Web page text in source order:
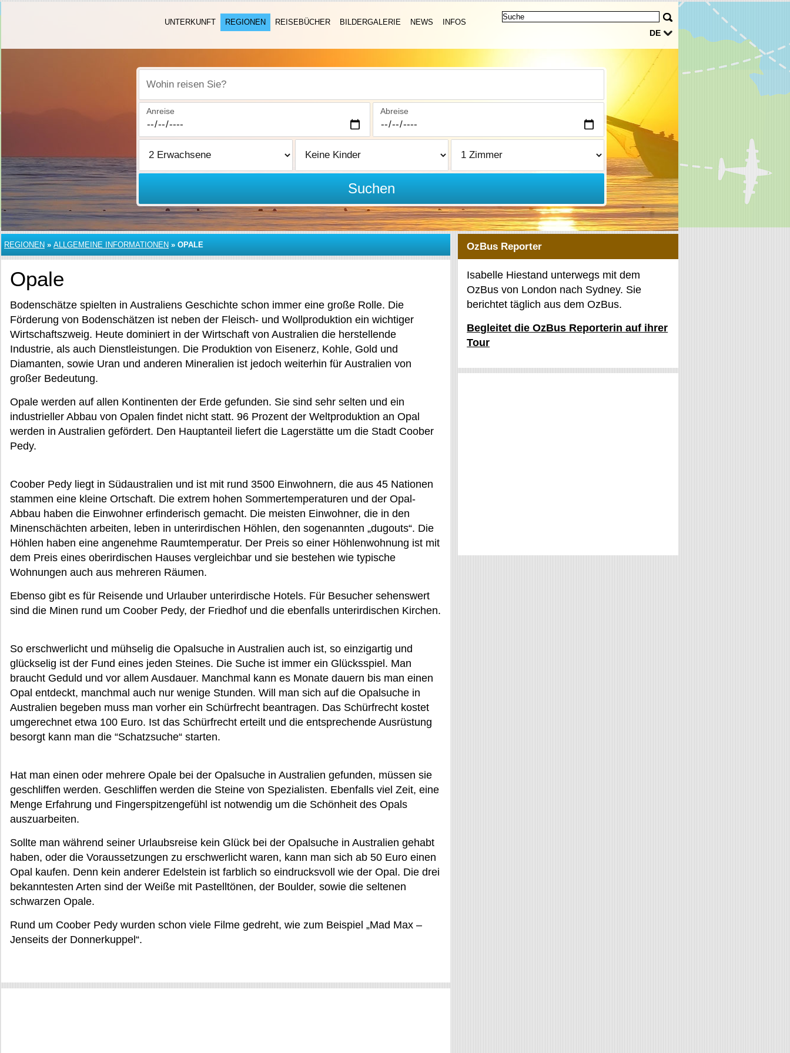
DE
UNTERKUNFT REGIONEN REISEBÜCHER BILDERGALERIE NEWS INFOS
Wohin reisen Sie?
Anreise Abreise
Suchen
REGIONEN » ALLGEMEINE INFORMATIONEN » OPALE
Opale
Bodenschätze spielten in Australiens Geschichte schon immer eine große Rolle. Die
Förderung von Bodenschätzen ist neben der Fleisch- und Wollproduktion ein wichtiger
Wirtschaftszweig. Heute dominiert in der Wirtschaft von Australien die herstellende
Industrie, als auch Dienstleistungen. Die Produktion von Eisenerz, Kohle, Gold und
Diamanten, sowie Uran und anderen Mineralien ist jedoch weiterhin für Australien von
großer Bedeutung.
Opale werden auf allen Kontinenten der Erde gefunden. Sie sind sehr selten und ein
industrieller Abbau von Opalen findet nicht statt. 96 Prozent der Weltproduktion an Opal
werden in Australien gefördert. Den Hauptanteil liefert die Lagerstätte um die Stadt Coober
Pedy.
Coober Pedy liegt in Südaustralien und ist mit rund 3500 Einwohnern, die aus 45 Nationen
stammen eine kleine Ortschaft. Die extrem hohen Sommertemperaturen und der Opal-
Abbau haben die Einwohner erfinderisch gemacht. Die meisten Einwohner, die in den
Minenschächten arbeiten, leben in unterirdischen Höhlen, den sogenannten „dugouts“. Die
Höhlen haben eine angenehme Raumtemperatur. Der Preis so einer Höhlenwohnung ist mit
dem Preis eines oberirdischen Hauses vergleichbar und sie bestehen wie typische
Wohnungen auch aus mehreren Räumen.
Ebenso gibt es für Reisende und Urlauber unterirdische Hotels. Für Besucher sehenswert
sind die Minen rund um Coober Pedy, der Friedhof und die ebenfalls unterirdischen Kirchen.
So erschwerlicht und mühselig die Opalsuche in Australien auch ist, so einzigartig und
glückselig ist der Fund eines jeden Steines. Die Suche ist immer ein Glücksspiel. Man
braucht Geduld und vor allem Ausdauer. Manchmal kann es Monate dauern bis man einen
Opal entdeckt, manchmal auch nur wenige Stunden. Will man sich auf die Opalsuche in
Australien begeben muss man vorher ein Schürfrecht beantragen. Das Schürfrecht kostet
umgerechnet etwa 100 Euro. Ist das Schürfrecht erteilt und die entsprechende Ausrüstung
besorgt kann man die “Schatzsuche“ starten.
Hat man einen oder mehrere Opale bei der Opalsuche in Australien gefunden, müssen sie
geschliffen werden. Geschliffen werden die Steine von Spezialisten. Ebenfalls viel Zeit, eine
Menge Erfahrung und Fingerspitzengefühl ist notwendig um die Schönheit des Opals
auszuarbeiten.
Sollte man während seiner Urlaubsreise kein Glück bei der Opalsuche in Australien gehabt
haben, oder die Voraussetzungen zu erschwerlicht waren, kann man sich ab 50 Euro einen
Opal kaufen. Denn kein anderer Edelstein ist farblich so eindrucksvoll wie der Opal. Die drei
bekanntesten Arten sind der Weiße mit Pastelltönen, der Boulder, sowie die seltenen
schwarzen Opale.
Rund um Coober Pedy wurden schon viele Filme gedreht, wie zum Beispiel „Mad Max –
Jenseits der Donnerkuppel“.
OzBus Reporter
Isabelle Hiestand unterwegs mit dem
OzBus von London nach Sydney. Sie
berichtet täglich aus dem OzBus.
Begleitet die OzBus Reporterin auf ihrer
Tour